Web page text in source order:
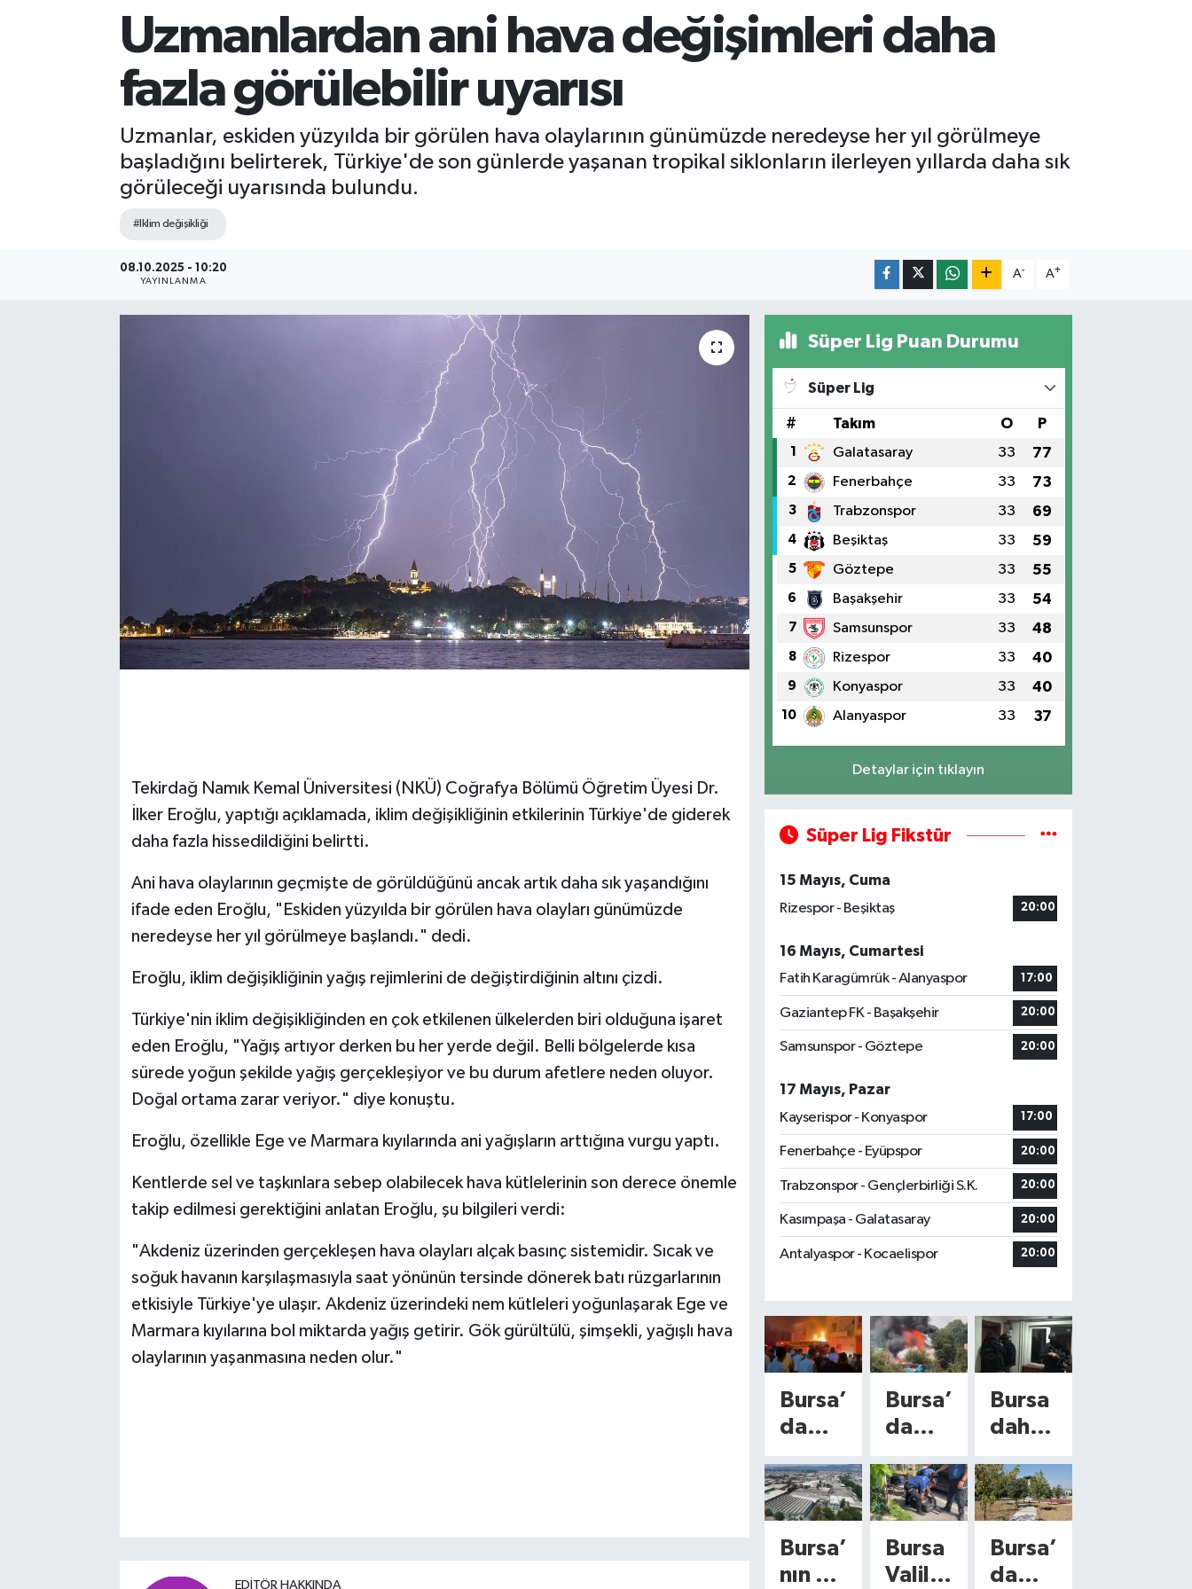
Uzmanlardan ani hava değişimleri daha
fazla görülebilir uyarısı
Uzmanlar, eskiden yüzyılda bir görülen hava olaylarının günümüzde neredeyse her yıl görülmeye
başladığını belirterek, Türkiye'de son günlerde yaşanan tropikal siklonların ilerleyen yıllarda daha sık
görüleceği uyarısında bulundu.
#Iklim değişikliği
08.10.2025 - 10:20
YAYINLANMA
A- A+
Tekirdağ Namık Kemal Üniversitesi (NKÜ) Coğrafya Bölümü Öğretim Üyesi Dr.
İlker Eroğlu, yaptığı açıklamada, iklim değişikliğinin etkilerinin Türkiye'de giderek
daha fazla hissedildiğini belirtti.
Ani hava olaylarının geçmişte de görüldüğünü ancak artık daha sık yaşandığını
ifade eden Eroğlu, "Eskiden yüzyılda bir görülen hava olayları günümüzde
neredeyse her yıl görülmeye başlandı." dedi.
Eroğlu, iklim değişikliğinin yağış rejimlerini de değiştirdiğinin altını çizdi.
Türkiye'nin iklim değişikliğinden en çok etkilenen ülkelerden biri olduğuna işaret
eden Eroğlu, "Yağış artıyor derken bu her yerde değil. Belli bölgelerde kısa
sürede yoğun şekilde yağış gerçekleşiyor ve bu durum afetlere neden oluyor.
Doğal ortama zarar veriyor." diye konuştu.
Eroğlu, özellikle Ege ve Marmara kıyılarında ani yağışların arttığına vurgu yaptı.
Kentlerde sel ve taşkınlara sebep olabilecek hava kütlelerinin son derece önemle
takip edilmesi gerektiğini anlatan Eroğlu, şu bilgileri verdi:
"Akdeniz üzerinden gerçekleşen hava olayları alçak basınç sistemidir. Sıcak ve
soğuk havanın karşılaşmasıyla saat yönünün tersinde dönerek batı rüzgarlarının
etkisiyle Türkiye'ye ulaşır. Akdeniz üzerindeki nem kütleleri yoğunlaşarak Ege ve
Marmara kıyılarına bol miktarda yağış getirir. Gök gürültülü, şimşekli, yağışlı hava
olaylarının yaşanmasına neden olur."
EDITÖR HAKKINDA
Süper Lig Puan Durumu
Süper Lig
# Takım O P
1 Galatasaray 33 77
2 Fenerbahçe 33 73
3 Trabzonspor 33 69
4 Beşiktaş 33 59
5 Göztepe 33 55
6 Başakşehir 33 54
7 Samsunspor 33 48
8 Rizespor 33 40
9 Konyaspor 33 40
10 Alanyaspor 33 37
Detaylar için tıklayın
Süper Lig Fikstür
15 Mayıs, Cuma
Rizespor - Beşiktaş
20:00
16 Mayıs, Cumartesi
Fatih Karagümrük - Alanyaspor
17:00
Gaziantep FK - Başakşehir 20:00
Samsunspor - Göztepe 20:00
17 Mayıs, Pazar
Kayserispor - Konyaspor
17:00
Fenerbahçe - Eyüpspor 20:00
Trabzonspor - Gençlerbirliği S.K. 20:00
Kasımpaşa - Galatasaray 20:00
Antalyaspor - Kocaelispor 20:00
Bursa’
da
n
sırasın
da
korku
Bursa’
da
tan
yangı
n!
Otluk
Bursa
dahil
ilde
dev
DEAŞ
opera
Bursa’
nın 58
Bursa
Valiliğ
Bursa’
da